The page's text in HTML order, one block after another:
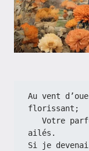
Au vent
florissant;
ailés.
Si je